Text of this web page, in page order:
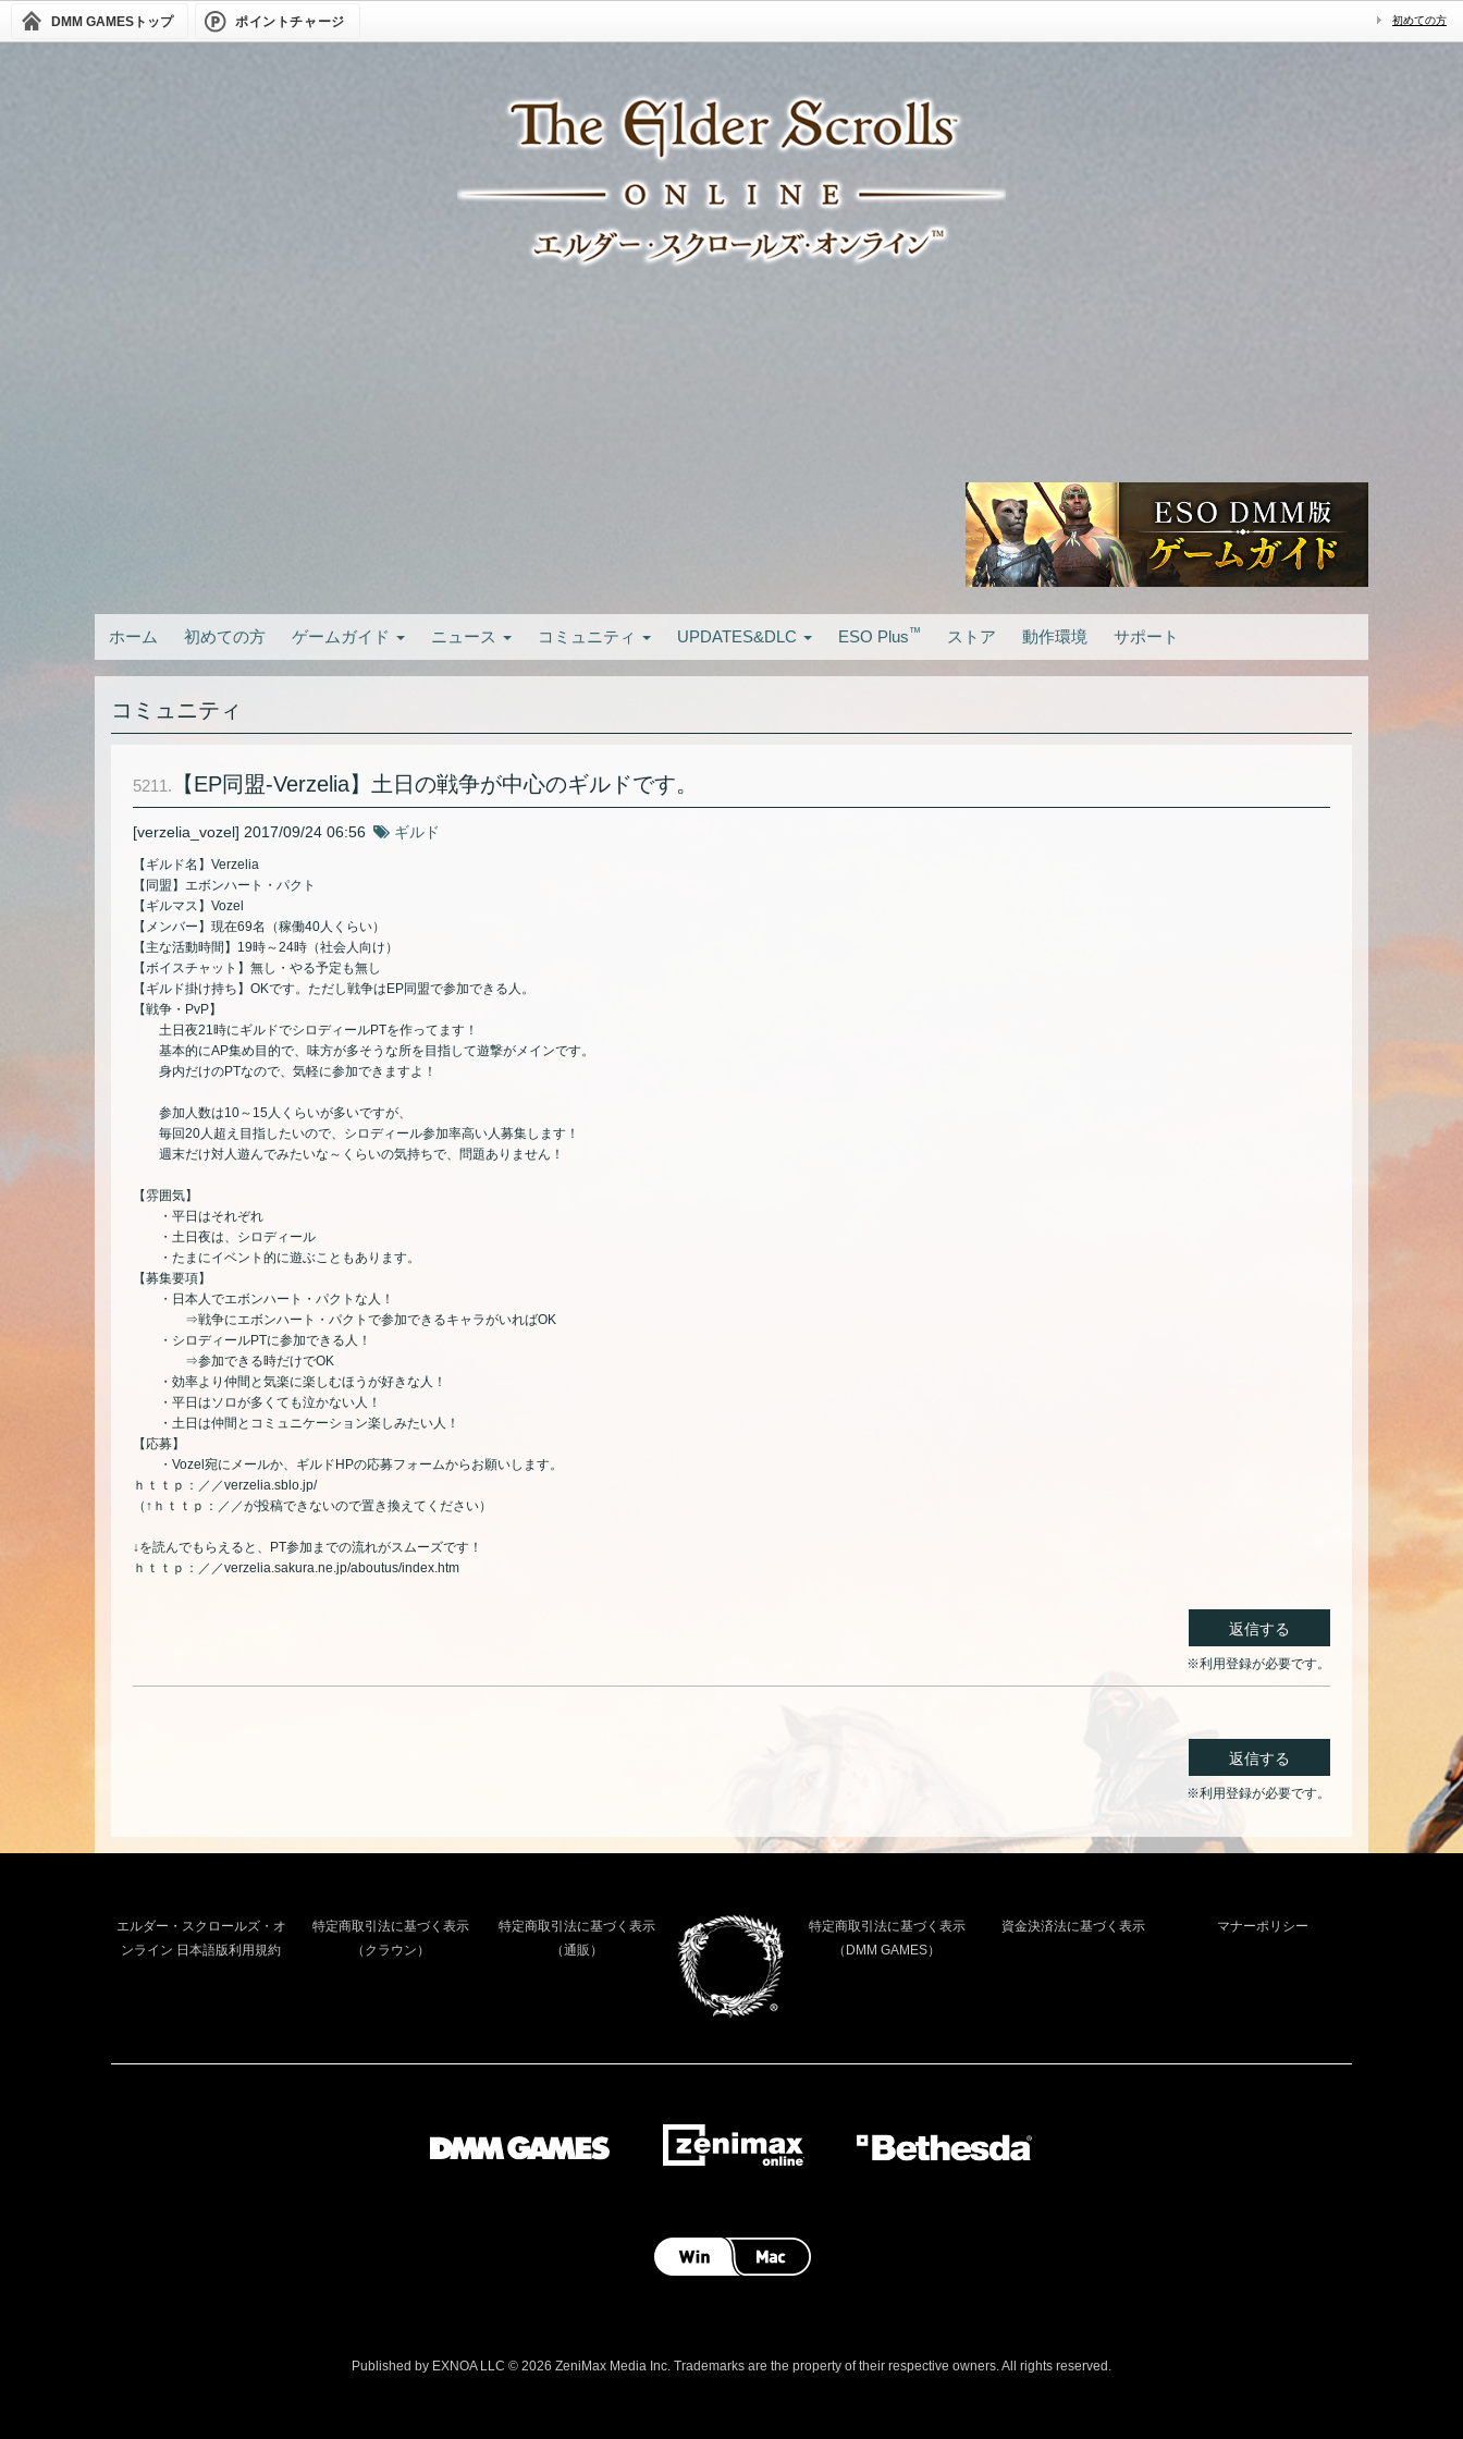
DMM GAMES トップ ポイントチャージ 初めての方
ホーム 初めての方 ゲームガイド ニュース コミュニティ UPDATES&DLC ESO Plus™ ストア 動作環境 サポート
コミュニティ
5211. 【EP同盟-Verzelia】土日の戦争が中心のギルドです。
[verzelia_vozel] 2017/09/24 06:56 ギルド
【ギルド名】Verzelia
【同盟】エボンハート・パクト
【ギルマス】Vozel
【メンバー】現在69名（稼働40人くらい）
【主な活動時間】19時～24時（社会人向け）
【ボイスチャット】無し・やる予定も無し
【ギルド掛け持ち】OKです。ただし戦争はEP同盟で参加できる人。
【戦争・PvP】
土日夜21時にギルドでシロディールPTを作ってます！
基本的にAP集め目的で、味方が多そうな所を目指して遊撃がメインです。
身内だけのPTなので、気軽に参加できますよ！
参加人数は10～15人くらいが多いですが、
毎回20人超え目指したいので、シロディール参加率高い人募集します！
週末だけ対人遊んでみたいな～くらいの気持ちで、問題ありません！
【雰囲気】
・平日はそれぞれ
・土日夜は、シロディール
・たまにイベント的に遊ぶこともあります。
【募集要項】
・日本人でエボンハート・パクトな人！
⇒戦争にエボンハート・パクトで参加できるキャラがいればOK
・シロディールPTに参加できる人！
⇒参加できる時だけでOK
・効率より仲間と気楽に楽しむほうが好きな人！
・平日はソロが多くても泣かない人！
・土日は仲間とコミュニケーション楽しみたい人！
【応募】
・Vozel宛にメールか、ギルドHPの応募フォームからお願いします。
ｈｔｔｐ：／／verzelia.sblo.jp/
（↑ｈｔｔｐ：／／が投稿できないので置き換えてください）
↓を読んでもらえると、PT参加までの流れがスムーズです！
ｈｔｔｐ：／／verzelia.sakura.ne.jp/aboutus/index.htm
返信する
※利用登録が必要です。
返信する
※利用登録が必要です。
エルダー・スクロールズ・オ
ンライン 日本語版利用規約
特定商取引法に基づく表示
（クラウン）
特定商取引法に基づく表示
（通販）
特定商取引法に基づく表示
（DMM GAMES）
資金決済法に基づく表示 マナーポリシー
Published by EXNOA LLC © 2026 ZeniMax Media Inc. Trademarks are the property of their respective owners. All rights reserved.